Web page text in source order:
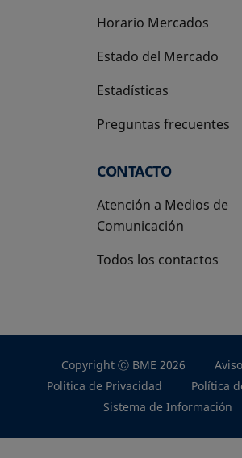
Horario Mercados
Estado del Mercado
Estadísticas
Preguntas frecuentes
CONTACTO
Atención a Medios de
Comunicación
Todos los contactos
Copyright Ⓒ BME 2026
Politica de Privacidad
Política
Sistema de Información